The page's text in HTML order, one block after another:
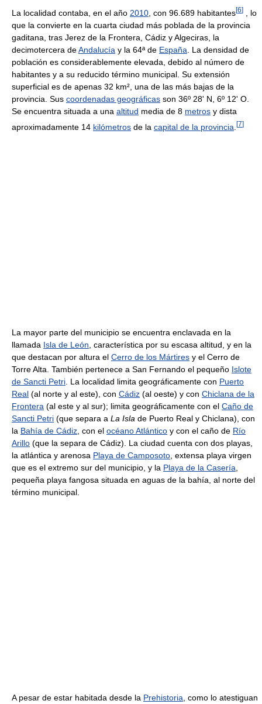
La localidad contaba, en el año 2010 , con 96.689 habitantes[6]
, lo
que la convierte en la cuarta ciudad más poblada de la provincia
gaditana, tras Jerez de la Frontera, Cádiz y Algeciras, la
decimotercera deAndalucía y la 64ª de España . La densidad de
población es considerablemente elevada, debido al número de
habitantes y a su reducido término municipal. Su extensión
superficial es de apenas 32 km², una de las más bajas de la
provincia. Sus coordenadas geográficas son 36º 28' N, 6º 12' O.
Se encuentra situada a una altitud media de 8 metros y dista
aproximadamente 14 kilómetros de la capital de la provincia [7]
La mayor parte del municipio se encuentra enclavada en la
llamada Isla de León , característica por su escasa altitud, y en la
que destacan por altura el Cerro de los Mártires y el Cerro de
Torre Alta. También pertenece a San Fernando el pequeño Islote
de Sancti Petri . La localidad limita geográficamente con Puerto
Real (al norte y al este), con Cádiz (al oeste) y con Chiclana de la
Frontera (al este y al sur); limita geográficamente con el Caño de
Sancti Petri (que separa a La Isla de Puerto Real y Chiclana), con
la Bahía de Cádiz , con el océano Atlántico y con el caño de Río
Arillo (que la separa de Cádiz). La ciudad cuenta con dos playas,
la atlántica y arenosa Playa de Camposoto , extensa playa virgen
que es el extremo sur del municipio, y la Playa de la Casería
pequeña playa fangosa situada en aguas de la bahía, al norte del
término municipal.
A pesar de estar habitada desde la Prehistoria , como lo atestiguan